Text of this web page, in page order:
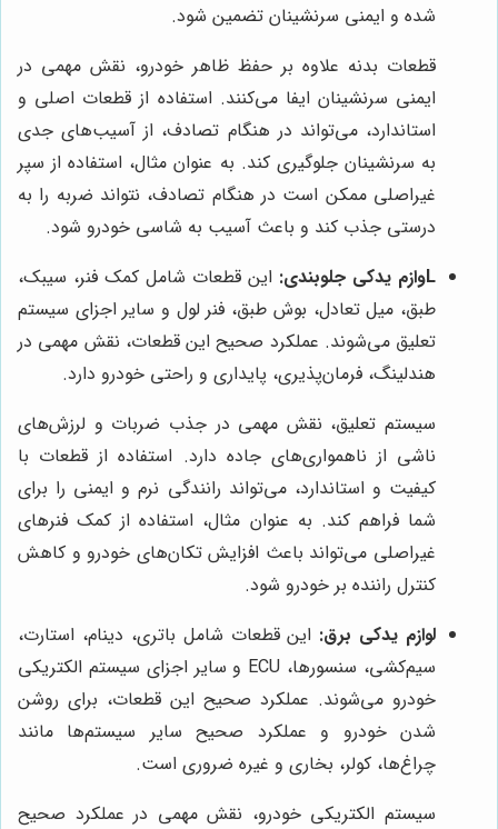
شده و ایمنی سرنشینان تضمین شود.
قطعات بدنه علاوه بر حفظ ظاهر خودرو، نقش مهمی در
ایمنی سرنشینان ایفا می‌کنند. استفاده از قطعات اصلی و
استاندارد، می‌تواند در هنگام تصادف، از آسیب‌های جدی
به سرنشینان جلوگیری کند. به عنوان مثال، استفاده از سپر
غیراصلی ممکن است در هنگام تصادف، نتواند ضربه را به
درستی جذب کند و باعث آسیب به شاسی خودرو شود.
Lوازم یدکی جلوبندی:
این قطعات شامل کمک فنر، سیبک،
طبق، میل تعادل، بوش طبق، فنر لول و سایر اجزای سیستم
تعلیق می‌شوند. عملکرد صحیح این قطعات، نقش مهمی در
هندلینگ، فرمان‌پذیری، پایداری و راحتی خودرو دارد.
سیستم تعلیق، نقش مهمی در جذب ضربات و لرزش‌های
ناشی از ناهمواری‌های جاده دارد. استفاده از قطعات با
کیفیت و استاندارد، می‌تواند رانندگی نرم و ایمنی را برای
شما فراهم کند. به عنوان مثال، استفاده از کمک فنرهای
غیراصلی می‌تواند باعث افزایش تکان‌های خودرو و کاهش
کنترل راننده بر خودرو شود.
لوازم یدکی برق: این قطعات شامل باتری، دینام، استارت،
سیم‌کشی، سنسورها، ECU و سایر اجزای سیستم الکتریکی
خودرو می‌شوند. عملکرد صحیح این قطعات، برای روشن
شدن خودرو و عملکرد صحیح سایر سیستم‌ها مانند
چراغ‌ها، کولر، بخاری و غیره ضروری است.
سیستم الکتریکی خودرو، نقش مهمی در عملکرد صحیح